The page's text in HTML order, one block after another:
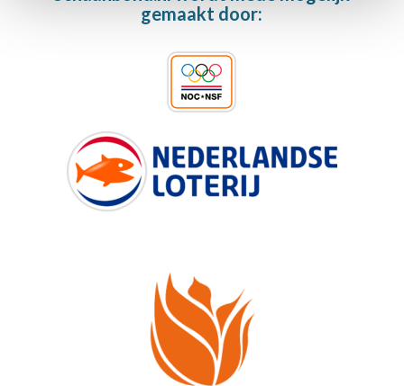
gemaakt door: